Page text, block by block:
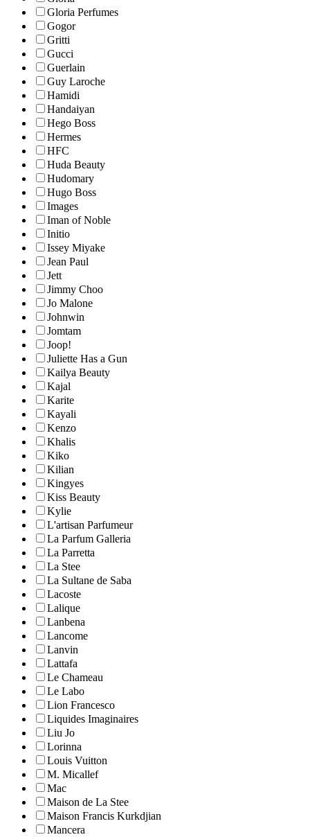
Gloria Perfumes
Gogor
Gritti
Gucci
Guerlain
Guy Laroche
Hamidi
Handaiyan
Hego Boss
Hermes
HFC
Huda Beauty
Hudomary
Hugo Boss
Images
Iman of Noble
Initio
Issey Miyake
Jean Paul
Jett
Jimmy Choo
Jo Malone
Johnwin
Jomtam
Joop!
Juliette Has a Gun
Kailya Beauty
Kajal
Karite
Kayali
Kenzo
Khalis
Kiko
Kilian
Kingyes
Kiss Beauty
Kylie
L'artisan Parfumeur
La Parfum Galleria
La Parretta
La Stee
La Sultane de Saba
Lacoste
Lalique
Lanbena
Lancome
Lanvin
Lattafa
Le Chameau
Le Labo
Lion Francesco
Liquides Imaginaires
Liu Jo
Lorinna
Louis Vuitton
M. Micallef
Mac
Maison de La Stee
Maison Francis Kurkdjian
Mancera